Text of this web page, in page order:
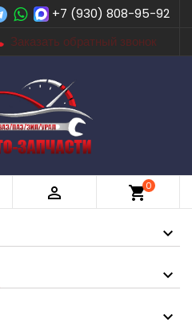
+7 (930) 808-95-92
Заказать обратный звонок
 shopping_cart0